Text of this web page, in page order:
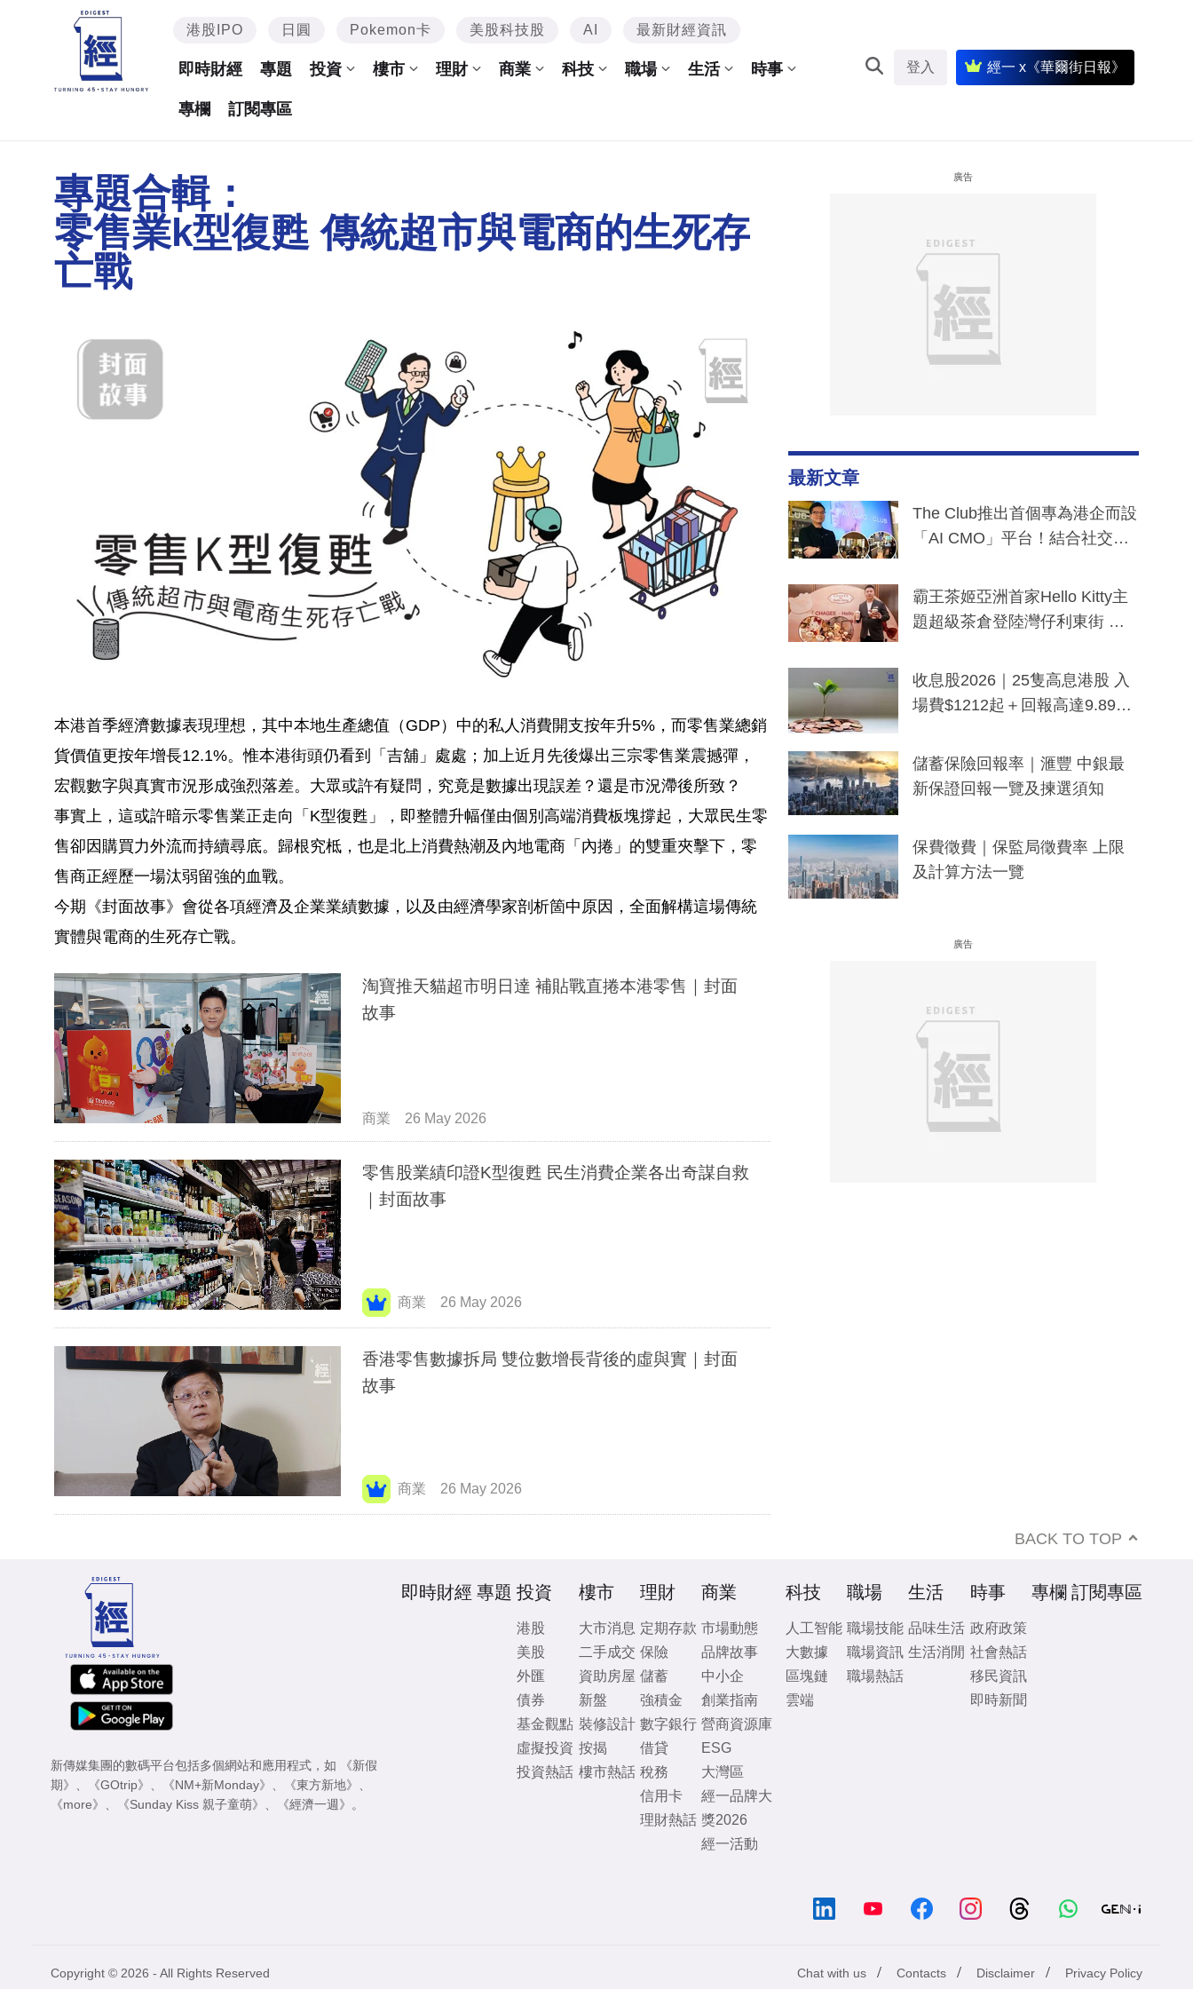
港股IPO 日圓 Pokemon卡 美股科技股 AI 最新財經資訊
即時財經 專題 投資 樓市 理財 商業 科技 職場 生活 時事
專欄 訂閱專區
登入 經一 x《華爾街日報》
專題合輯：
零售業k型復甦 傳統超市與電商的生死存
亡戰
本港首季經濟數據表現理想，其中本地生產總值（GDP）中的私人消費開支按年升5%，而零售業總銷
貨價值更按年增長12.1%。惟本港街頭仍看到「吉舖」處處；加上近月先後爆出三宗零售業震撼彈，
宏觀數字與真實市況形成強烈落差。大眾或許有疑問，究竟是數據出現誤差？還是市況滯後所致？
事實上，這或許暗示零售業正走向「K型復甦」，即整體升幅僅由個別高端消費板塊撐起，大眾民生零
售卻因購買力外流而持續尋底。歸根究柢，也是北上消費熱潮及內地電商「內捲」的雙重夾擊下，零
售商正經歷一場汰弱留強的血戰。
今期《封面故事》會從各項經濟及企業業績數據，以及由經濟學家剖析箇中原因，全面解構這場傳統
實體與電商的生死存亡戰。
淘寶推天貓超市明日達 補貼戰直捲本港零售｜封面
故事
商業 26 May 2026
零售股業績印證K型復甦 民生消費企業各出奇謀自救
｜封面故事
商業 26 May 2026
香港零售數據拆局 雙位數增長背後的虛與實｜封面
故事
商業 26 May 2026
廣告
最新文章
The Club推出首個專為港企而設
「AI CMO」平台！結合社交聆
分鐘生成「貼地」宣傳短片
霸王茶姬亞洲首家Hello Kitty主
題超級茶倉登陸灣仔利東街 推
y及香港限定特調系列
收息股2026｜25隻高息港股 入
場費$1212起＋回報高達9.89
儲蓄保險回報率｜滙豐 中銀最
新保證回報一覽及揀選須知
保費徵費｜保監局徵費率 上限
及計算方法一覽
廣告
BACK TO TOP
新傳媒集團的數碼平台包括多個網站和應用程式，如
《新假
期》
《GOtrip》 《NM+新Monday》 《東方新地》
《more》
《Sunday Kiss 親子童萌》 《經濟一週》 。
即時財經 專題 投資
港股
美股
外匯
債券
基金觀點
虛擬投資
投資熱話
樓市
大市消息
二手成交
資助房屋
新盤
裝修設計
按揭
樓市熱話
理財
定期存款
保險
儲蓄
強積金
數字銀行
借貸
稅務
信用卡
理財熱話
商業
市場動態
品牌故事
中小企
創業指南
營商資源庫
ESG
大灣區
經一品牌大
獎2026
經一活動
科技
人工智能
大數據
區塊鏈
雲端
職場
職場技能
職場資訊
職場熱話
生活
品味生活
生活消閒
時事
政府政策
社會熱話
移民資訊
即時新聞
專欄 訂閱專區
Chat with us / Contacts / Disclaimer / Privacy Policy
Copyright © 2026 - All Rights Reserved